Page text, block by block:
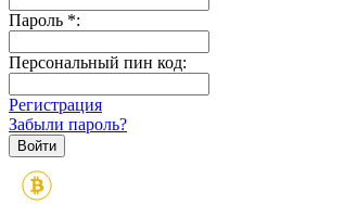
Пароль *:
Персональный пин код:
Регистрация
Забыли пароль?